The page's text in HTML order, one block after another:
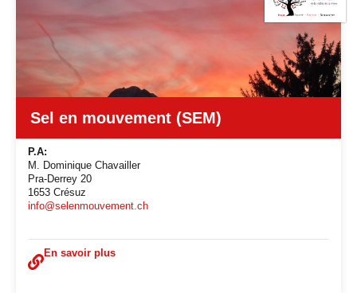
Sel en mouvement (SEM)
P.A:
M. Dominique Chavailler
Pra-Derrey 20
1653 Crésuz
info@selenmouvement.ch
En savoir plus